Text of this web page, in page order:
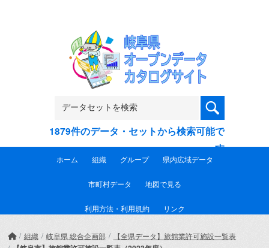
1879件のデータ・セットから検索可能で
す
ホーム 組織 グループ 県内広域データ
市町村データ 地図で見る
利用方法・利用規約 リンク
組織 岐阜県 総合企画部 【全県データ】旅館業許可施設一覧表